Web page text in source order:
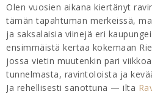
Olen vuosien aikana kiertänyt
tämän tapahtuman merkeissä,
ja saksalaisia viinejä eri
ensimmäistä kertaa kokemaan
jossa vietin muutenkin pari
tunnelmasta, ravintoloista ja
Ja rehellisesti sanottuna — ilta